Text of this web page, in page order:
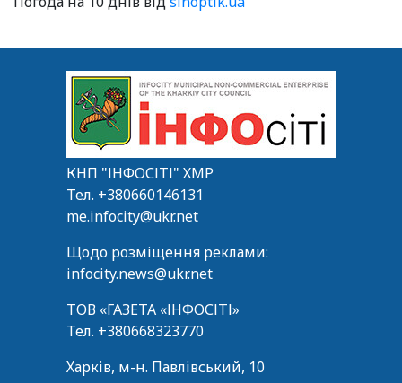
КНП "ІНФОСІТІ" ХМР
Тел. +380660146131
me.infocity@ukr.net
Щодо розміщення реклами:
infocity.news@ukr.net
ТОВ «ГАЗЕТА «ІНФОСІТІ»
Тел. +380668323770
Харків, м-н. Павлівський, 10